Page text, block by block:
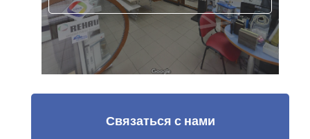
Связаться с нами